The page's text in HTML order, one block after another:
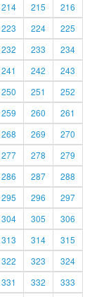
214 215
216
223 224
225
232 233
234
241 242
243
250 251
252
259 260
261
268 269
270
277 278
279
286 287
288
295 296
297
304 305
306
313 314
315
322 323
324
331 332 333